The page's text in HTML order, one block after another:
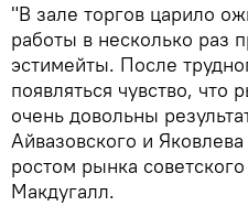
"В зале торгов царило
работы в несколько раз
эстимейты. После
появляться чувство,
очень довольны
Айвазовского и
ростом рынка
Макдугалл.